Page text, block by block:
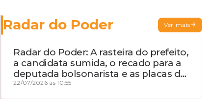
Radar do Poder Ver mais
Radar do Poder: A rasteira do prefeito,
a candidata sumida, o recado para a
deputada bolsonarista e as placas da
discórdia
22/07/2026 às 10:55